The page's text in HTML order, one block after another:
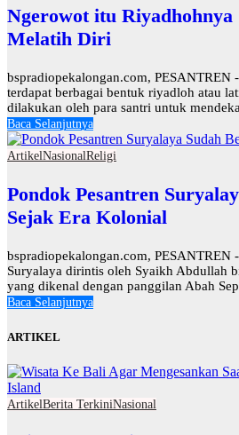
Ngerowot itu Riyadhohnya
Melatih Diri
bspradiopekalongan.com, PESANTREN
terdapat berbagai bentuk riyadloh atau
dilakukan oleh para santri untuk
Baca Selanjutnya
ArtikelNasionalReligi
Pondok Pesantren
Sejak Era Kolonial
bspradiopekalongan.com, PESANTREN
Suryalaya dirintis oleh Syaikh Abdullah
yang dikenal dengan panggilan Abah
Baca Selanjutnya
ARTIKEL
ArtikelBerita TerkiniNasional